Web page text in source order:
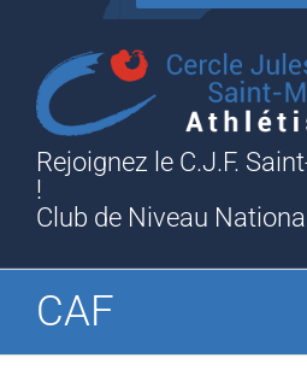
Rejoignez le C.J.F.
!
Club de Niveau National
CAF